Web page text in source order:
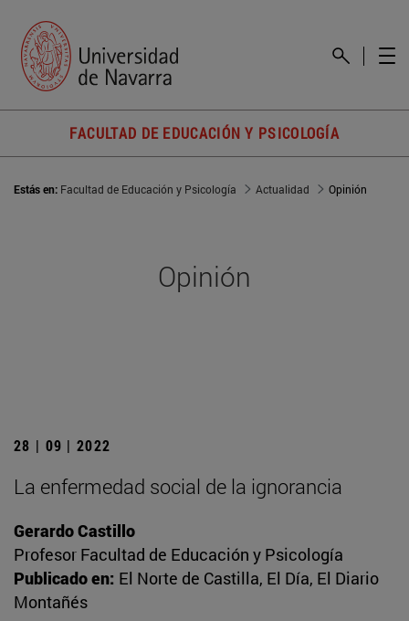
FACULTAD DE EDUCACIÓN Y PSICOLOGÍA
Estás en: Facultad de Educación y Psicología Actualidad Opinión
Opinión
28 | 09 | 2022
La enfermedad social de la ignorancia
Gerardo Castillo
Profesor Facultad de Educación y Psicología
Publicado en: El Norte de Castilla, El Día, El Diario
Montañés